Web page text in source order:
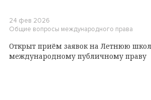
24 фев 2026
Общие вопросы международного права
Открыт приём заявок на Летнюю
международному публичному праву